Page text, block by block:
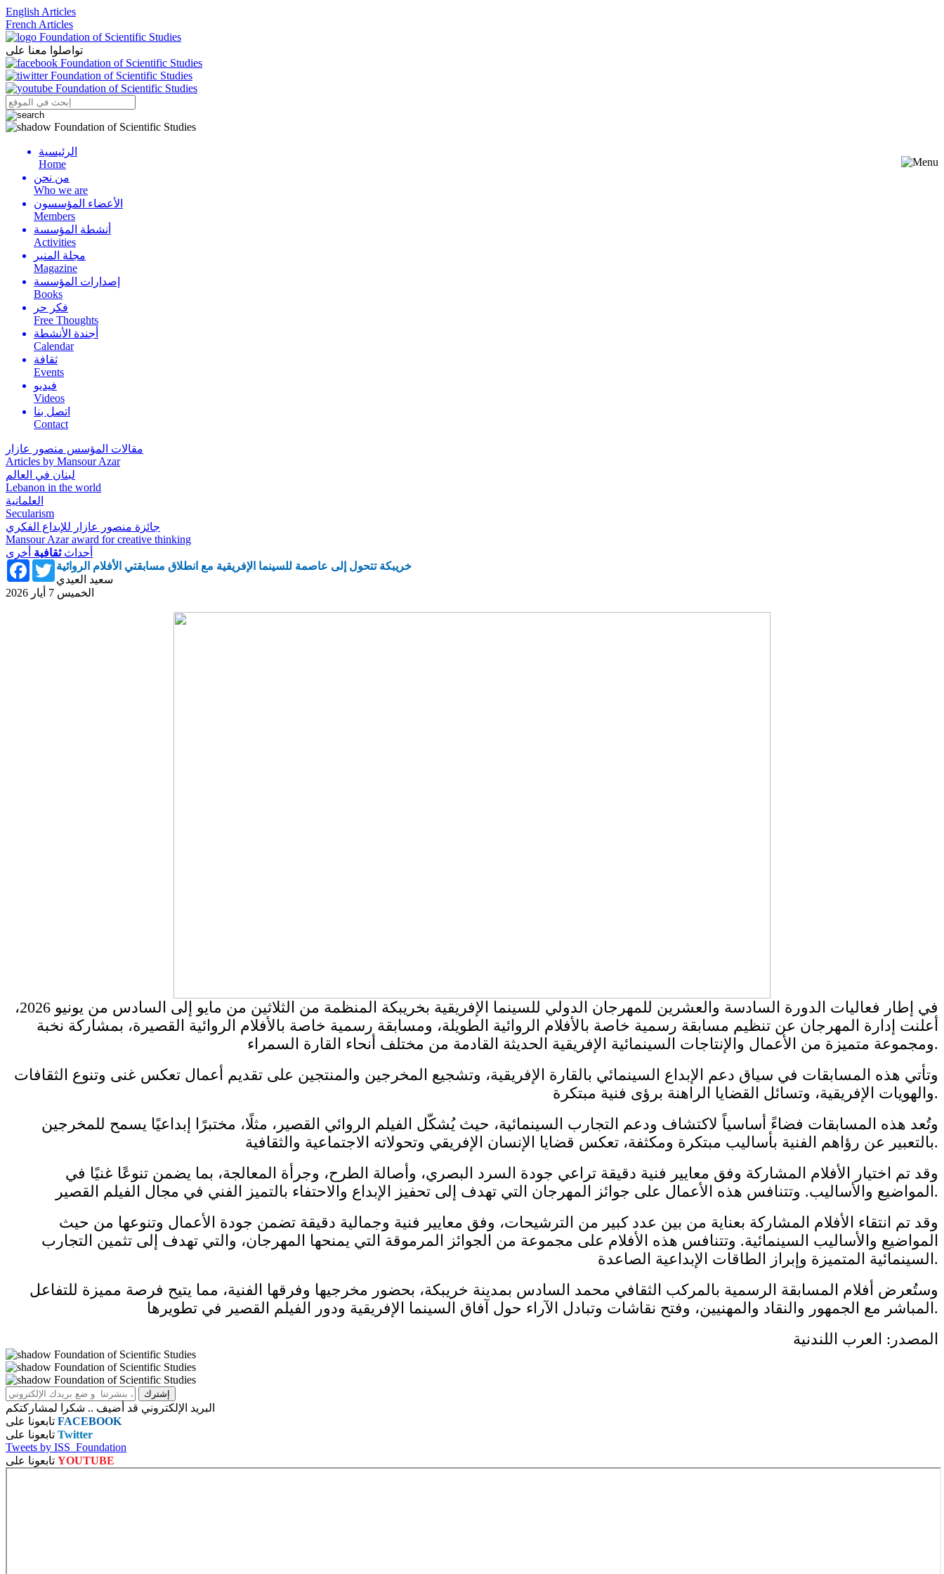
English Articles
French Articles
تواصلوا معنا على
Menu
الرئيسية
Home
من نحن
Who we are
الأعضاء المؤسسون
Members
أنشطة المؤسسة
Activities
مجلة المنبر
Magazine
إصدارات المؤسسة
Books
فكر حر
Free Thoughts
أجندة الأنشطة
Calendar
ثقافة
Events
فيديو
Videos
اتصل بنا
Contact
مقالات المؤسس منصور عازار
Articles by Mansour Azar
لبنان في العالم
Lebanon in the world
العلمانية
Secularism
جائزة منصور عازار للإبداع الفكري
Mansour Azar award for creative thinking
أحداث ثقافية أخرى
FacebookTwitter
خريبكة تتحول إلى عاصمة للسينما الإفريقية مع انطلاق مسابقتي الأفلام الروائية
سعيد العيدي
الخميس 7 أيار 2026
في إطار فعاليات الدورة السادسة والعشرين للمهرجان الدولي للسينما الإفريقية بخريبكة المنظمة من الثلاثين من مايو إلى السادس من يونيو 2026،
أعلنت إدارة المهرجان عن تنظيم مسابقة رسمية خاصة بالأفلام الروائية الطويلة، ومسابقة رسمية خاصة بالأفلام الروائية القصيرة، بمشاركة نخبة
ومجموعة متميزة من الأعمال والإنتاجات السينمائية الإفريقية الحديثة القادمة من مختلف أنحاء القارة السمراء.
وتأتي هذه المسابقات في سياق دعم الإبداع السينمائي بالقارة الإفريقية، وتشجيع المخرجين والمنتجين على تقديم أعمال تعكس غنى وتنوع الثقافات
والهويات الإفريقية، وتسائل القضايا الراهنة برؤى فنية مبتكرة.
وتُعد هذه المسابقات فضاءً أساسياً لاكتشاف ودعم التجارب السينمائية، حيث يُشكّل الفيلم الروائي القصير، مثلًا، مختبرًا إبداعيًا يسمح للمخرجين
بالتعبير عن رؤاهم الفنية بأساليب مبتكرة ومكثفة، تعكس قضايا الإنسان الإفريقي وتحولاته الاجتماعية والثقافية.
وقد تم اختيار الأفلام المشاركة وفق معايير فنية دقيقة تراعي جودة السرد البصري، وأصالة الطرح، وجرأة المعالجة، بما يضمن تنوعًا غنيًا في
المواضيع والأساليب. وتتنافس هذه الأعمال على جوائز المهرجان التي تهدف إلى تحفيز الإبداع والاحتفاء بالتميز الفني في مجال الفيلم القصير.
وقد تم انتقاء الأفلام المشاركة بعناية من بين عدد كبير من الترشيحات، وفق معايير فنية وجمالية دقيقة تضمن جودة الأعمال وتنوعها من حيث
المواضيع والأساليب السينمائية. وتتنافس هذه الأفلام على مجموعة من الجوائز المرموقة التي يمنحها المهرجان، والتي تهدف إلى تثمين التجارب
السينمائية المتميزة وإبراز الطاقات الإبداعية الصاعدة.
وستُعرض أفلام المسابقة الرسمية بالمركب الثقافي محمد السادس بمدينة خريبكة، بحضور مخرجيها وفرقها الفنية، مما يتيح فرصة مميزة للتفاعل
المباشر مع الجمهور والنقاد والمهنيين، وفتح نقاشات وتبادل الآراء حول آفاق السينما الإفريقية ودور الفيلم القصير في تطويرها.
المصدر: العرب اللندنية
البريد الإلكتروني قد أضيف .. شكرا لمشاركتكم
FACEBOOK
Twitter
Tweets by ISS_Foundation
YOUTUBE